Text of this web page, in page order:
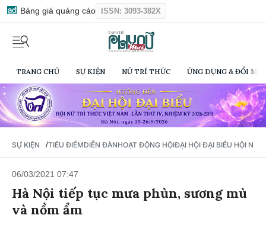
Bảng giá quảng cáo ISSN: 3093-382X
TRANG CHỦ SỰ KIỆN NỮ TRÍ THỨC ỨNG DỤNG & ĐỔI
SỰ KIỆN /TIÊU ĐIỂMDIỄN ĐÀNHOẠT ĐỘNG HỘIĐẠI HỘI ĐẠI BIỂU HỘI NỮ
06/03/2021 07:47
Hà Nội tiếp tục mưa phùn, sương mù
và nồm ẩm